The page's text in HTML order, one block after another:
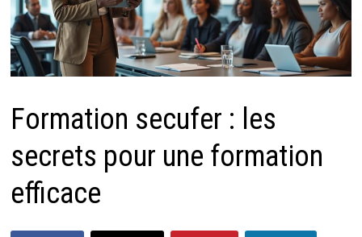
Formation secufer : les
secrets pour une formation
efficace